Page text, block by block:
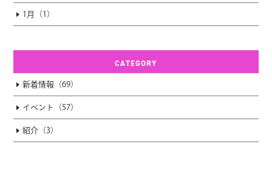
1月（1）
CATEGORY
新着情報（69）
イベント（57）
紹介（3）